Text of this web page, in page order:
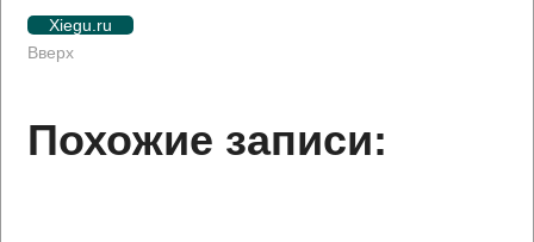
Xiegu.ru
Вверх
Похожие записи: